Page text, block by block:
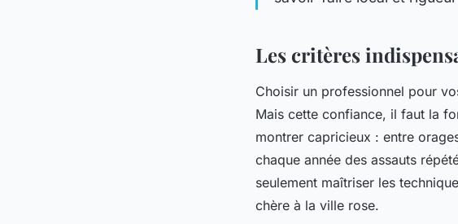
Les critères
Choisir un professionnel pour
Mais cette confiance, il faut la
montrer capricieux : entre
chaque année des assauts
seulement maîtriser les
chère à la ville rose.